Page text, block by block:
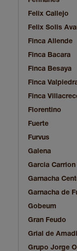
Felix Callejo
Felix Solis
Finca Allende
Finca Bacara
Finca Besaya
Finca
Finca
Florentino
Fuerte
Furvus
Galena
Garcia Carrion
Garnacha
Garnacha de
Gobeum
Gran Feudo
Grial de
Grupo Jorge